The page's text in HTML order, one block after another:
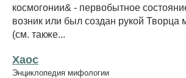
космогонии& - первобытное
возник или был создан рукой Творца
(см. также...
Хаос
Энциклопедия мифологии